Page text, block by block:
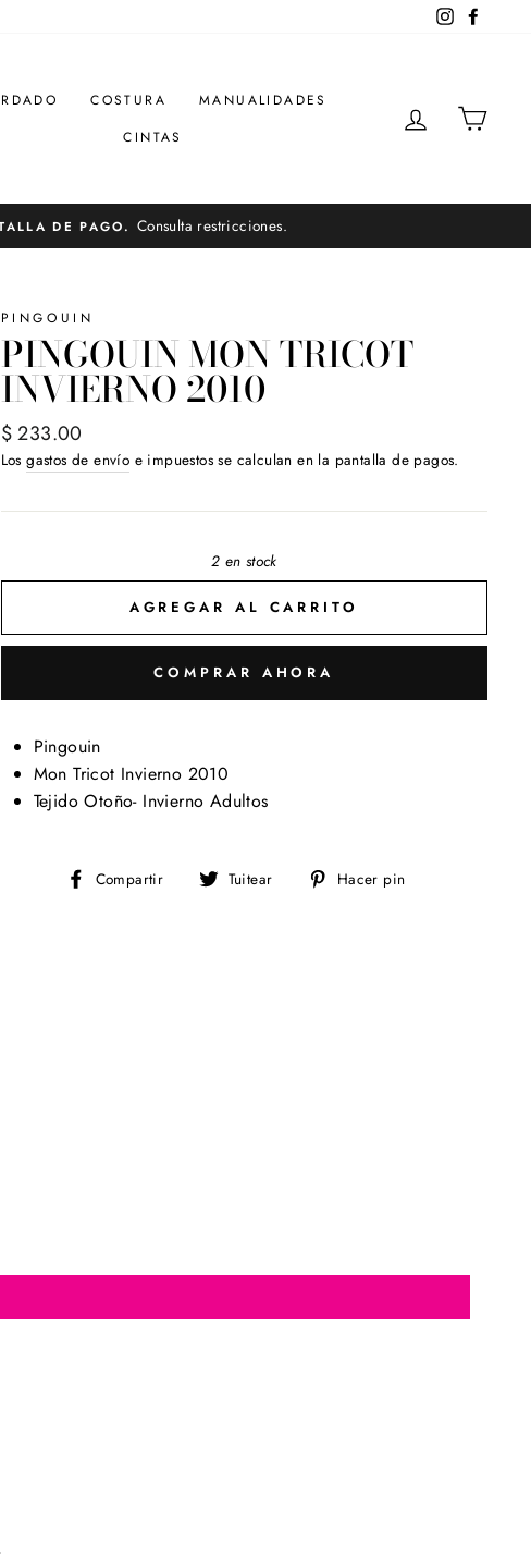
Instagram
COSTURA
MANUALIDADES
CINTAS
INGRESAR
DE PAGO. Consulta restricciones.
PINGOUIN
PINGOUIN MON TRICOT
INVIERNO 2010
Precio
habitual
$ 233.00
Losgastos de envío e impuestos se calculan en la pantalla de pagos.
2 en stock
AGREGAR AL CARRITO
COMPRAR AHORA
Pingouin
Mon Tricot Invierno 2010
Tejido Otoño- Invierno Adultos
Compartir
Compartir
Tuitear
TuitearHacer pin